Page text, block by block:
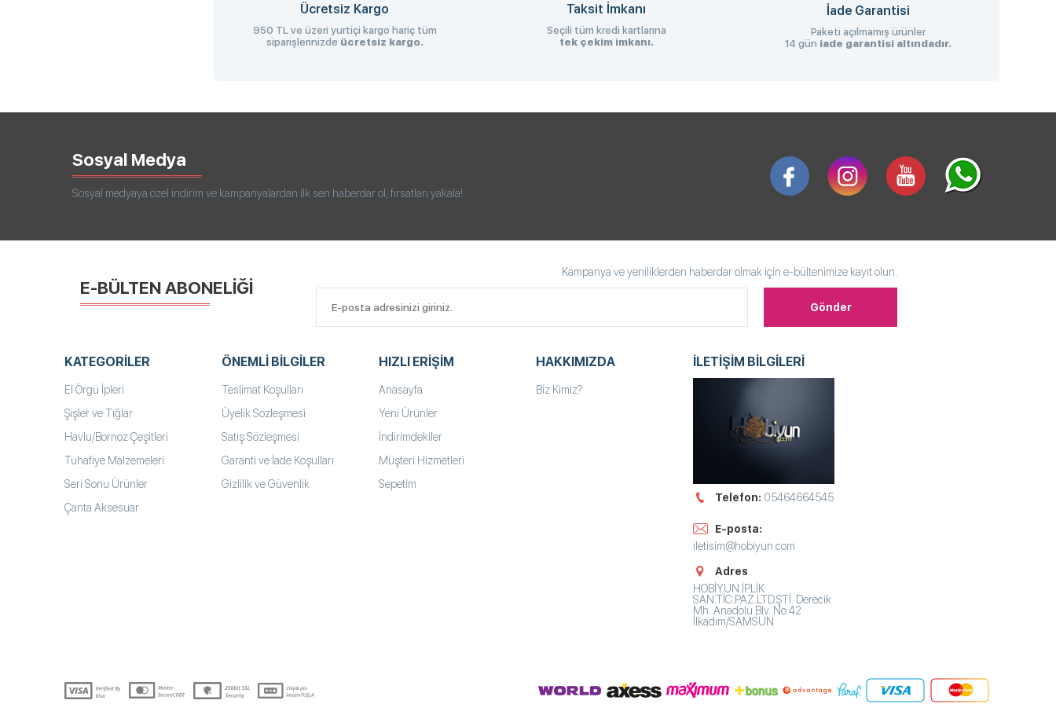
Ücretsiz Kargo
950 TL ve üzeri yurtiçi kargo hariç tüm
siparişlerinizde ücretsiz kargo.
Taksit İmkanı
Seçili tüm kredi kartlarına
tek çekim imkanı.
İade Garantisi
Paketi açılmamış ürünler
14 gün iade garantisi altındadır.
Sosyal Medya
Sosyal medyaya özel indirim ve kampanyalardan ilk sen haberdar ol, fırsatları yakala!
E-BÜLTEN ABONELİĞİ
Kampanya ve yeniliklerden haberdar olmak için e-bültenimize kayıt olun.
KATEGORILER
El Örgü İpleri
Şişler ve Tığlar
Havlu/Bornoz Çeşitleri
Tuhafiye Malzemeleri
Seri Sonu Ürünler
Çanta Aksesuar
ÖNEMLI BILGILER
Teslimat Koşulları
Üyelik Sözleşmesi
Satış Sözleşmesi
Garanti ve İade Koşulları
Gizlilik ve Güvenlik
HIZLI ERIŞIM
Anasayfa
Yeni Ürünler
İndirimdekiler
Müşteri Hizmetleri
Sepetim
HAKKIMIZDA
Biz Kimiz?
İLETİŞİM BİLGİLERİ
Telefon: 05464664545
E-posta:
iletisim@hobiyun.com
Adres
HOBİYUN İPLİK
SAN.TİC.PAZ.LTD.ŞTİ. Derecik
Mh. Anadolu Blv. No:42
İlkadım/SAMSUN